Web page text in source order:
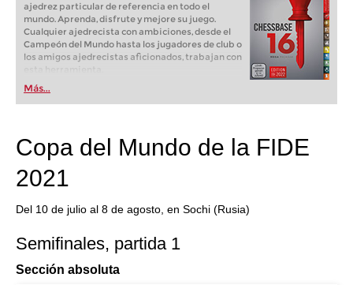
ajedrez particular de referencia en todo el
mundo. Aprenda, disfrute y mejore su juego.
Cualquier ajedrecista con ambiciones, desde el
Campeón del Mundo hasta los jugadores de club o
los amigos ajedrecistas aficionados, trabajan con
Más...
Copa del Mundo de la FIDE
2021
Del 10 de julio al 8 de agosto, en Sochi (Rusia)
Semifinales, partida 1
Sección absoluta